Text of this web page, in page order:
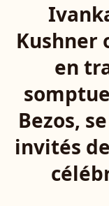
Kushner
en
Bezos,
invités